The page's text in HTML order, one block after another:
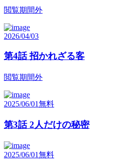
閲覧期間外
2026/04/03
第4話 招かれざる客
閲覧期間外
2025/06/01無料
第3話 2人だけの秘密
2025/06/01無料